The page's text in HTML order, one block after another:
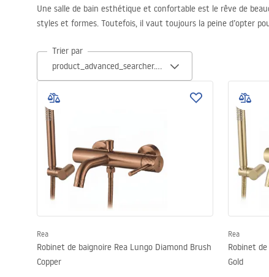
Caniveaux de douche
Cuvettes WC, bidets
Robinets de salle de bain
Colonnes de douche
Une salle de bain esthétique et confortable est le rêve de
styles et formes. Toutefois, il vaut toujours la peine d’opter
Trier par
Rea
Robinet de baignoire Rea Lungo Diamond Brush
Copper
Rea
Robinet
Gold